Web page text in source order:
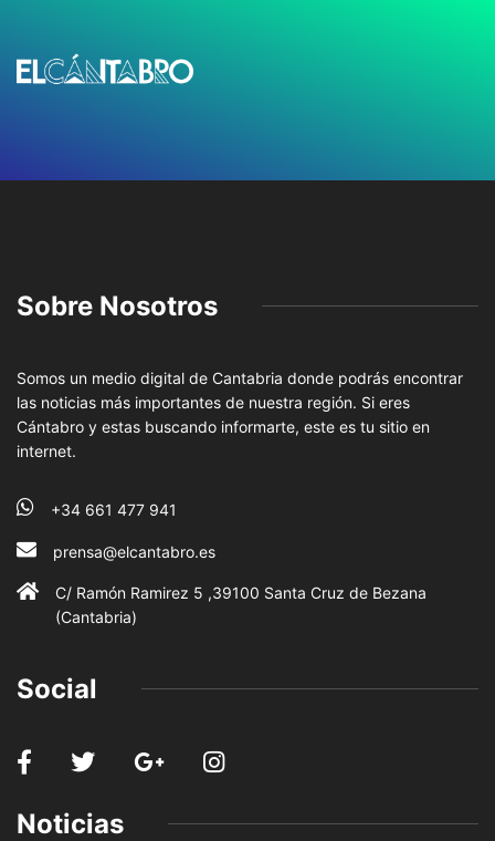
Sobre Nosotros
Somos un medio digital de Cantabria donde podrás encontrar
las noticias más importantes de nuestra región. Si eres
Cántabro y estas buscando informarte, este es tu sitio en
internet.
+34 661 477 941
prensa@elcantabro.es
C/ Ramón Ramirez 5 ,39100 Santa Cruz de Bezana
(Cantabria)
Social
Noticias